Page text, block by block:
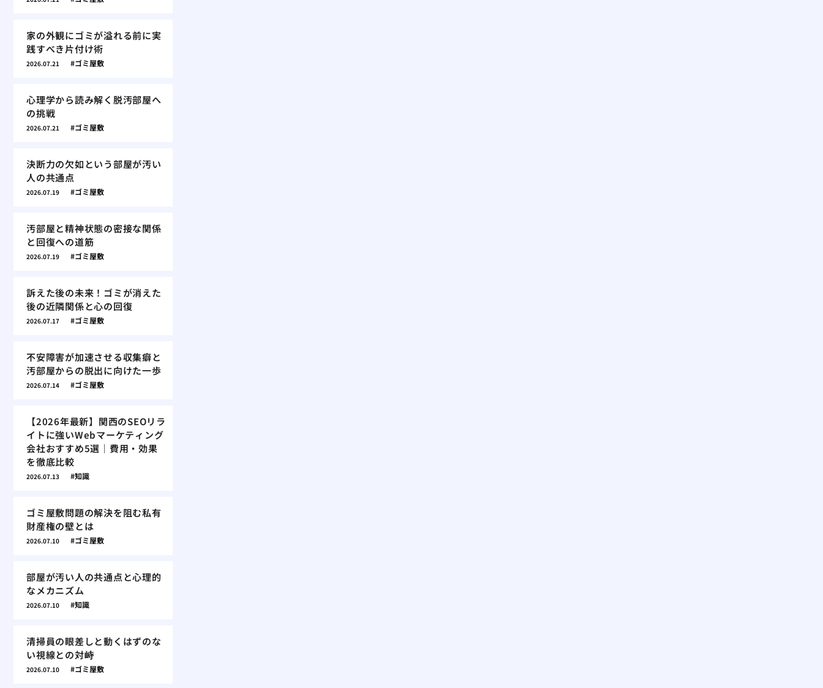
家の外観にゴミが溢れる前に実
践すべき片付け術
2026.07.21 ゴミ屋敷
心理学から読み解く脱汚部屋へ
の挑戦
2026.07.21 ゴミ屋敷
決断力の欠如という部屋が汚い
人の共通点
2026.07.19 ゴミ屋敷
汚部屋と精神状態の密接な関係
と回復への道筋
2026.07.19 ゴミ屋敷
訴えた後の未来！ゴミが消えた
後の近隣関係と心の回復
2026.07.17 ゴミ屋敷
不安障害が加速させる収集癖と
汚部屋からの脱出に向けた一歩
2026.07.14 ゴミ屋敷
【2026年最新】関西のSEOリラ
イトに強いWebマーケティング
会社おすすめ5選｜費用・効果
を徹底比較
2026.07.13 知識
ゴミ屋敷問題の解決を阻む私有
財産権の壁とは
2026.07.10 ゴミ屋敷
部屋が汚い人の共通点と心理的
なメカニズム
2026.07.10 知識
清掃員の眼差しと動くはずのな
い視線との対峙
2026.07.10 ゴミ屋敷